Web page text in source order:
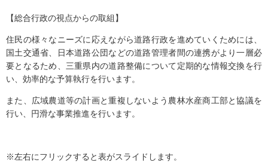
【総合行政の視点からの取組】
住民の様々なニーズに応えながら道路行政を進めていくためには、
国土交通省、日本道路公団などの道路管理者間の連携がより一層必
要となるため、三重県内の道路整備について定期的な情報交換を行
い、効率的な予算執行を行います。
また、広域農道等の計画と重複しないよう農林水産商工部と協議を
行い、円滑な事業推進を行います。
※左右にフリックすると表がスライドします。